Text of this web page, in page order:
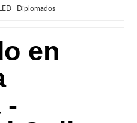
| Diplomados
en
-